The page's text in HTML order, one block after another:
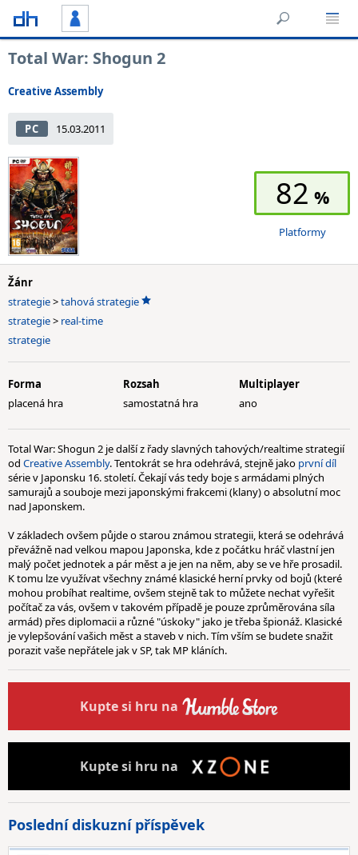
Total War: Shogun 2
Creative Assembly
PC 15.03.2011
82
Platformy
Žánr
strategie>tahová strategie
strategie> real-time
strategie
Forma
placená hra
Rozsah
samostatná hra
Multiplayer
ano
Total War: Shogun 2 je další z řady slavných tahových/realtime strategií
od Creative Assembly. Tentokrát se hra odehrává, stejně jako první díl
série v Japonsku 16. století. Čekají vás tedy boje s armádami plných
samurajů a souboje mezi japonskými frakcemi (klany) o absolutní moc
nad Japonskem.
V základech ovšem půjde o starou známou strategii, která se odehrává
převážně nad velkou mapou Japonska, kde z počátku hráč vlastní jen
malý počet jednotek a pár měst a je jen na něm, aby se ve hře prosadil.
K tomu lze využívat všechny známé klasické herní prvky od bojů (které
mohou probíhat realtime, ovšem stejně tak to můžete nechat vyřešit
počítač za vás, ovšem v takovém případě je pouze zprůměrována síla
armád) přes diplomacii a různé "úskoky" jako je třeba špionáž. Klasické
je vylepšování vašich měst a staveb v nich. Tím vším se budete snažit
porazit vaše nepřátele jak v SP, tak MP kláních.
Kuptesi hru na
Kuptesi hru na
Poslední diskuzní příspěvek